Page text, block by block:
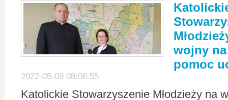
wojny
pomoc
2022-05-09 08:06:55
Katolickie Stowarzyszenie Młodzieży na